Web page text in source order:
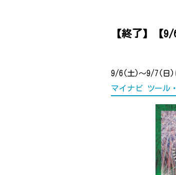
【終了】【
9/6(土)～9/7(日)
マイナビ ツール